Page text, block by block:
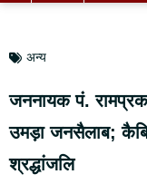
अन्य
जननायक पं.
उमड़ा जनसैलाब;
श्रद्धांजलि